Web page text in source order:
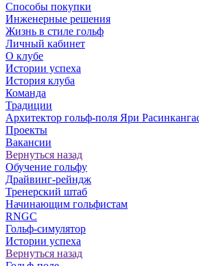
Способы покупки
Инженерные решения
Жизнь в стиле гольф
Личный кабинет
О клубе
Истории успеха
История клуба
Команда
Традиции
Архитектор гольф-поля Яри
Проекты
Вакансии
Вернуться назад
Обучение гольфу
Драйвинг-рейндж
Тренерский штаб
Начинающим гольфистам
RNGC
Гольф-симулятор
Истории успеха
Вернуться назад